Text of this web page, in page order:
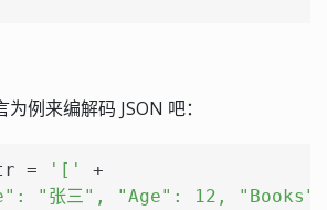
例来编解码 JSON 吧：
= '['
+
"张三", "Age": 12,